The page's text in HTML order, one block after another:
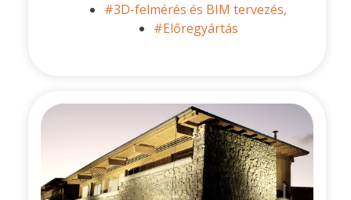
#3D-felmérés és BIM tervezés,
#Előregyártás